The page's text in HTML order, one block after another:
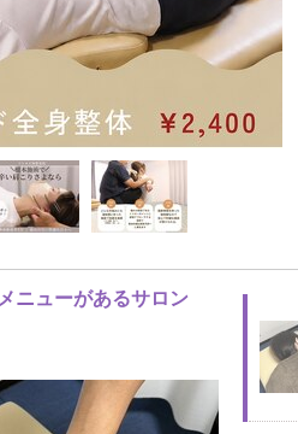
ニューがあるサロン